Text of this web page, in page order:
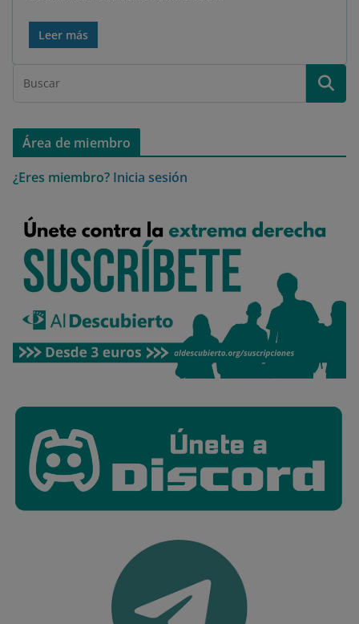
Leer más
Área de miembro
¿Eres miembro? Inicia sesión